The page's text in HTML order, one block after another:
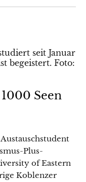
Seen
Plus-
of Eastern
Koblenzer